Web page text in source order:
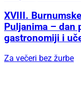
XVIII.
Puljanima – dan
gastronomiji i
Za večeri bez žurbe